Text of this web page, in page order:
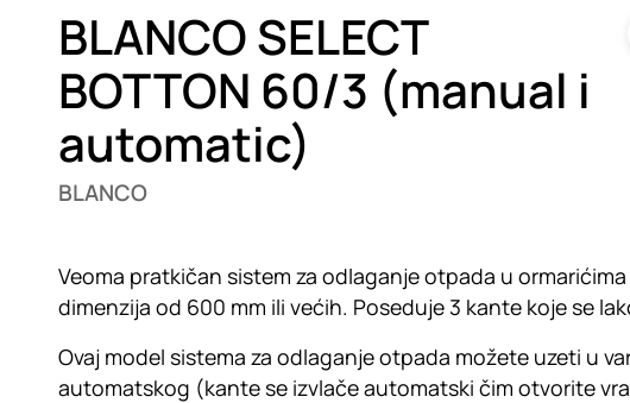
BLANCO SELECT
BOTTON 60/3 (manual i
automatic)
BLANCO
Veoma pratkičan sistem za odlaganje otpada u
dimenzija od 600 mm ili većih. Poseduje 3 kante koje se
Ovaj model sistema za odlaganje otpada možete uzeti u
automatskog (kante se izvlače automatski čim otvorite